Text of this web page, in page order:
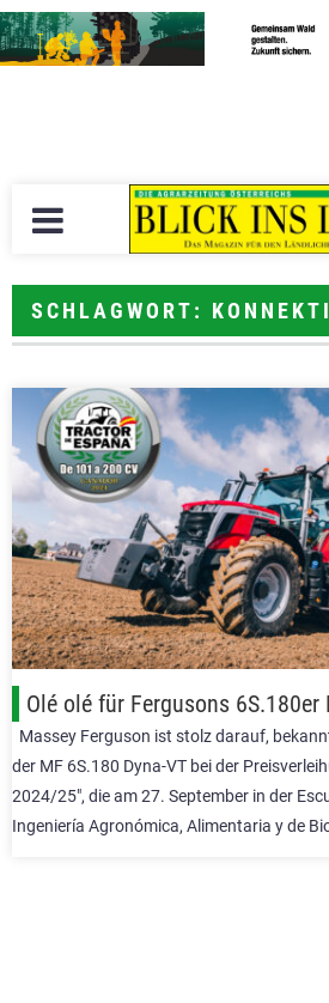
SCHLAGWORT:
Olé olé für Fergusons 6S.180er
Massey Ferguson ist stolz darauf,
der MF 6S.180 Dyna-VT bei der
2024/25″, die am 27. September in der
Ingeniería Agronómica, Alimentaria y de